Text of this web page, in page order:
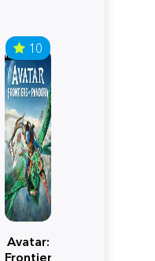
10
Avatar:
Frontiers